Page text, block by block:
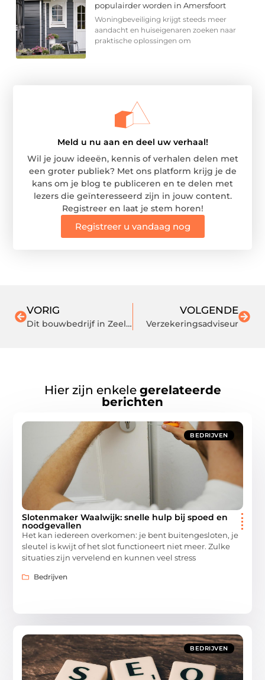
populairder worden in Amersfoort
Woningbeveiliging krijgt steeds meer
aandacht en huiseigenaren zoeken naar
praktische oplossingen om
Meld u nu aan en deel uw verhaal!
Wil je jouw ideeën, kennis of verhalen delen met
een groter publiek? Met ons platform krijg je de
kans om je blog te publiceren en te delen met
lezers die geïnteresseerd zijn in jouw content.
Registreer en laat je stem horen!
Registreer u vandaag nog
VORIG
Dit bouwbedrijf in Zeeland doet ieder project
VOLGENDE
Verzekeringsadviseur
Hier zijn enkele gerelateerde
berichten
BEDRIJVEN
Slotenmaker Waalwijk: snelle hulp bij spoed en
noodgevallen
Het kan iedereen overkomen: je bent buitengesloten, je
sleutel is kwijt of het slot functioneert niet meer. Zulke
situaties zijn vervelend en kunnen veel stress
Bedrijven
BEDRIJVEN